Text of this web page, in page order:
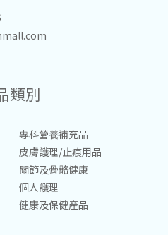
類別
專科營養補充品
皮膚護理/止痕用品
關節及骨骼健康
個人護理
健康及保健產品